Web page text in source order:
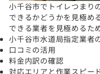
小千谷市でトイレつまり
できるかどうかを見極め
できる業者を見極めるた
小千谷市水道局指定業者
口コミの活用
料金内訳の確認
対応エリアと作業スピー